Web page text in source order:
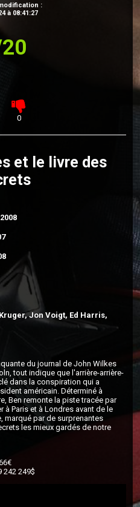
:
à 08:41:27
0
et le livre des
Jon Voigt, Ed Harris,
du journal de John Wilkes
tout indique que l'arrière-arrière-
dans la conspiration qui a
américain. Déterminé à
Ben remonte la piste tracée par
à Paris et à Londres avant de le
marqué par de surprenantes
les mieux gardés de notre
242 249$